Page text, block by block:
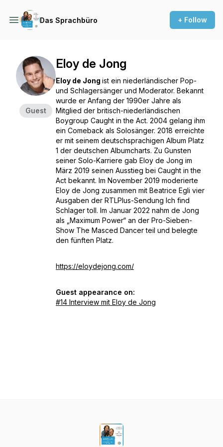
Das Sprachbüro + Follow
Guest
Eloy de Jong
Eloy de Jong ist ein niederländischer Pop-
und Schlagersänger und Moderator. Bekannt
wurde er Anfang der 1990er Jahre als
Mitglied der britisch-niederländischen
Boygroup Caught in the Act. 2004 gelang ihm
ein Comeback als Solosänger. 2018 erreichte
er mit seinem deutschsprachigen Album Platz
1 der deutschen Albumcharts. Zu Gunsten
seiner Solo-Karriere gab Eloy de Jong im
März 2019 seinen Ausstieg bei Caught in the
Act bekannt. Im November 2019 moderierte
Eloy de Jong zusammen mit Beatrice Egli vier
Ausgaben der RTLPlus-Sendung Ich find
Schlager toll. Im Januar 2022 nahm de Jong
als „Maximum Power“ an der Pro-Sieben-
Show The Masced Dancer teil und belegte
den fünften Platz.
https://eloydejong.com/
Guest appearance on:
#14 Interview mit Eloy de Jong